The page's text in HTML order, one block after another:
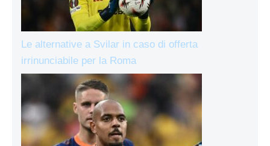
Le alternative a Svilar in caso di offerta
irrinunciabile per la Roma